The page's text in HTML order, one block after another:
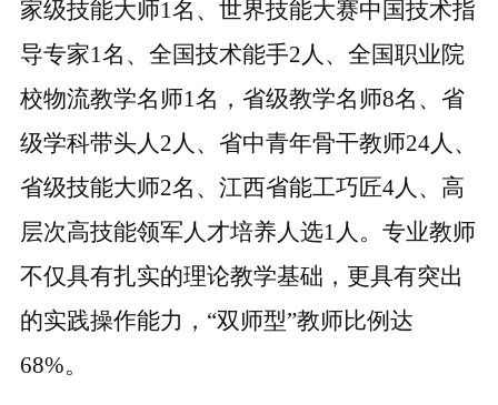
家级技能大师1名、世界技能大赛中国技术指
导专家1名、全国技术能手2人、全国职业院
校物流教学名师1名，省级教学名师8名、省
级学科带头人2人、省中青年骨干教师24人、
省级技能大师2名、江西省能工巧匠4人、高
层次高技能领军人才培养人选1人。专业教师
不仅具有扎实的理论教学基础，更具有突出
的实践操作能力，“双师型”教师比例达
68%。